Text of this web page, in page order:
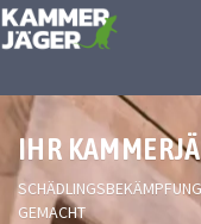
IHR
GEMACHT